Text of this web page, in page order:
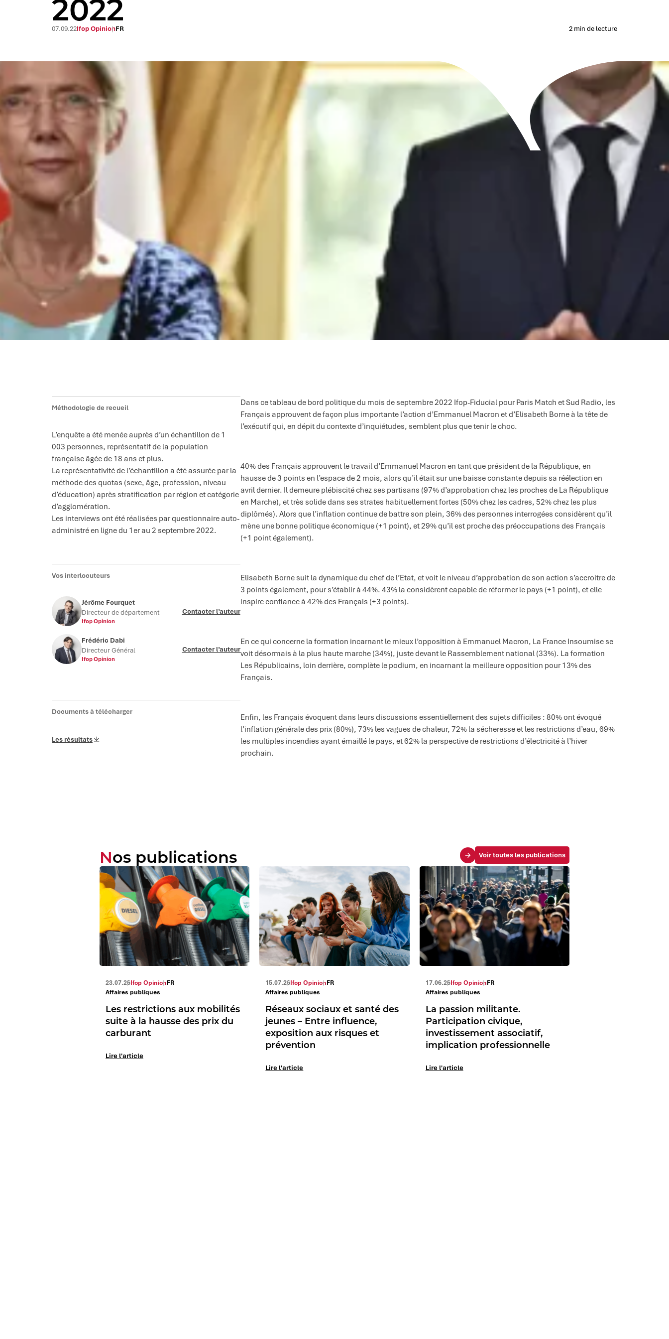
2022
07.09.22Ifop OpinionFR 2 min de lecture
Méthodologie de recueil
L’enquête a été menée auprès d’un échantillon de 1
003 personnes, représentatif de la population
française âgée de 18 ans et plus.
La représentativité de l’échantillon a été assurée par la
méthode des quotas (sexe, âge, profession, niveau
d’éducation) après stratification par région et catégorie
d’agglomération.
Les interviews ont été réalisées par questionnaire auto-
administré en ligne du 1er au 2 septembre 2022.
Vos interlocuteurs
Jérôme Fourquet
Directeur de département
Ifop Opinion
Contacter l’auteur
Frédéric Dabi
Directeur Général
Ifop Opinion
Contacter l’auteur
Documents à télécharger
Les résultats
Dans ce tableau de bord politique du mois de septembre 2022 Ifop-Fiducial pour Paris Match et Sud Radio, les
Français approuvent de façon plus importante l’action d’Emmanuel Macron et d’Elisabeth Borne à la tête de
l’exécutif qui, en dépit du contexte d’inquiétudes, semblent plus que tenir le choc.
40% des Français approuvent le travail d’Emmanuel Macron en tant que président de la République, en
hausse de 3 points en l’espace de 2 mois, alors qu’il était sur une baisse constante depuis sa réélection en
avril dernier. Il demeure plébiscité chez ses partisans (97% d’approbation chez les proches de La République
en Marche), et très solide dans ses strates habituellement fortes (50% chez les cadres, 52% chez les plus
diplômés). Alors que l’inflation continue de battre son plein, 36% des personnes interrogées considèrent qu’il
mène une bonne politique économique (+1 point), et 29% qu’il est proche des préoccupations des Français
(+1 point également).
Elisabeth Borne suit la dynamique du chef de l’Etat, et voit le niveau d’approbation de son action s’accroitre de
3 points également, pour s’établir à 44%. 43% la considèrent capable de réformer le pays (+1 point), et elle
inspire confiance à 42% des Français (+3 points).
En ce qui concerne la formation incarnant le mieux l’opposition à Emmanuel Macron, La France Insoumise se
voit désormais à la plus haute marche (34%), juste devant le Rassemblement national (33%). La formation
Les Républicains, loin derrière, complète le podium, en incarnant la meilleure opposition pour 13% des
Français.
Enfin, les Français évoquent dans leurs discussions essentiellement des sujets difficiles : 80% ont évoqué
l’inflation générale des prix (80%), 73% les vagues de chaleur, 72% la sécheresse et les restrictions d’eau, 69%
les multiples incendies ayant émaillé le pays, et 62% la perspective de restrictions d’électricité à l’hiver
prochain.
Nos publications
23.07.26Ifop OpinionFR
Affaires publiques
Les restrictions aux mobilités
suite à la hausse des prix du
carburant
Lire l'article
15.07.26Ifop OpinionFR
Affaires publiques
Réseaux sociaux et santé des
jeunes – Entre influence,
exposition aux risques et
prévention
Lire l'article
17.06.26Ifop OpinionFR
Affaires publiques
La passion militante.
Participation civique,
investissement associatif,
implication professionnelle
Lire l'article
Voir toutes les publications